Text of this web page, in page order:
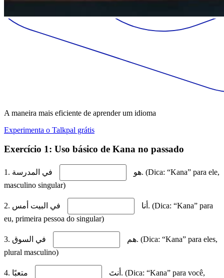
A maneira mais eficiente de aprender um idioma
Experimenta o Talkpal grátis
Exercício 1: Uso básico de Kana no passado
1. هو
في المدرسة. (Dica: “Kana” para ele,
masculino singular)
2. أنا
في البيت أمس. (Dica: “Kana” para
eu, primeira pessoa do singular)
3. هم
في السوق. (Dica: “Kana” para eles,
plural masculino)
4. أنتَ
متعبًا. (Dica: “Kana” para você,